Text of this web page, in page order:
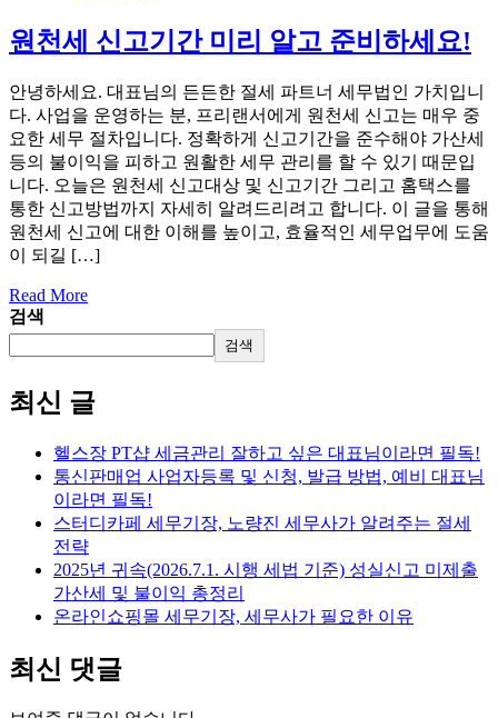
원천세 신고기간 미리 알고 준비하세요!
안녕하세요. 대표님의 든든한 절세 파트너 세무법인 가치입니
다. 사업을 운영하는 분, 프리랜서에게 원천세 신고는 매우 중
요한 세무 절차입니다. 정확하게 신고기간을 준수해야 가산세
등의 불이익을 피하고 원활한 세무 관리를 할 수 있기 때문입
니다. 오늘은 원천세 신고대상 및 신고기간 그리고 홈택스를
통한 신고방법까지 자세히 알려드리려고 합니다. 이 글을 통해
원천세 신고에 대한 이해를 높이고, 효율적인 세무업무에 도움
이 되길 […]
Read More
검색
검색
최신 글
헬스장 PT샵 세금관리 잘하고 싶은 대표님이라면 필독!
통신판매업 사업자등록 및 신청, 발급 방법, 예비 대표님
이라면 필독!
스터디카페 세무기장, 노량진 세무사가 알려주는 절세
전략
2025년 귀속(2026.7.1. 시행 세법 기준) 성실신고 미제출
가산세 및 불이익 총정리
온라인쇼핑몰 세무기장, 세무사가 필요한 이유
최신 댓글